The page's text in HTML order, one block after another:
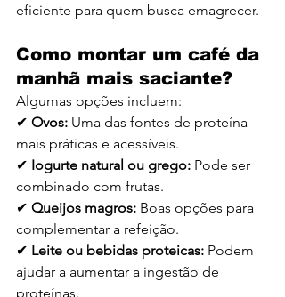
eficiente para quem busca emagrecer.
Como montar um café da
manhã mais saciante?
Algumas opções incluem:
✔ Ovos: Uma das fontes de proteína
mais práticas e acessíveis.
✔ Iogurte natural ou grego: Pode ser
combinado com frutas.
✔ Queijos magros: Boas opções para
complementar a refeição.
✔ Leite ou bebidas proteicas: Podem
ajudar a aumentar a ingestão de
proteínas.